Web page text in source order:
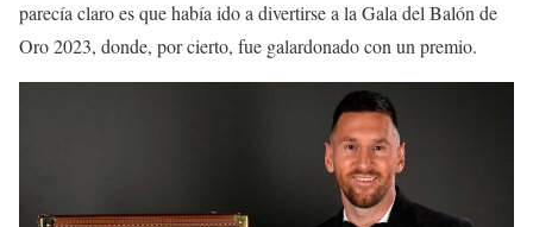
parecía claro es que había ido a divertirse a la Gala del Balón de
Oro 2023, donde, por cierto, fue galardonado con un premio.